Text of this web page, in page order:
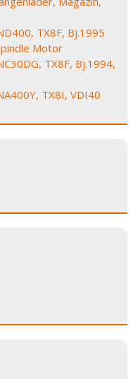
TX8F, Bj.1995
Motor
TX8F, Bj.1994,
TX8I, VDI40